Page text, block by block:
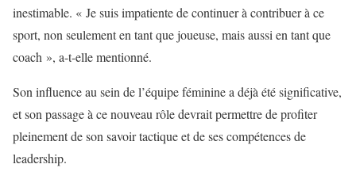
inestimable. « Je suis impatiente de continuer à contribuer à ce
sport, non seulement en tant que joueuse, mais aussi en tant que
coach », a-t-elle mentionné.
Son influence au sein de l’équipe féminine a déjà été significative,
et son passage à ce nouveau rôle devrait permettre de profiter
pleinement de son savoir tactique et de ses compétences de
leadership.